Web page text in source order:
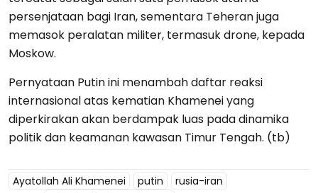
persenjataan bagi Iran, sementara Teheran juga
memasok peralatan militer, termasuk drone, kepada
Moskow.
Pernyataan Putin ini menambah daftar reaksi
internasional atas kematian Khamenei yang
diperkirakan akan berdampak luas pada dinamika
politik dan keamanan kawasan Timur Tengah. (tb)
Ayatollah Ali Khamenei putin rusia-iran